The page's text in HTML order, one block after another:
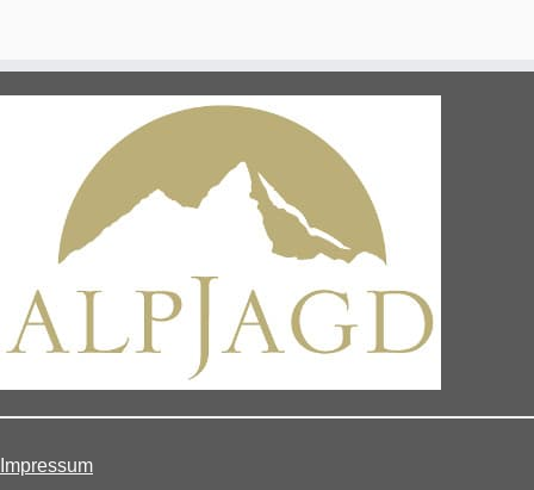
Impressum